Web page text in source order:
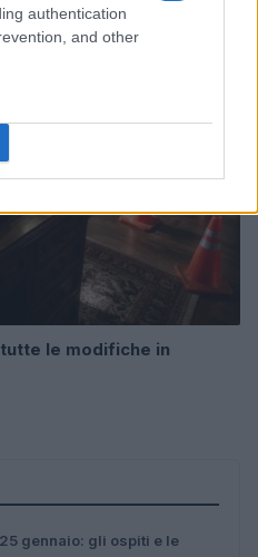
authentication
and other
le modifiche in
gennaio: gli ospiti e le